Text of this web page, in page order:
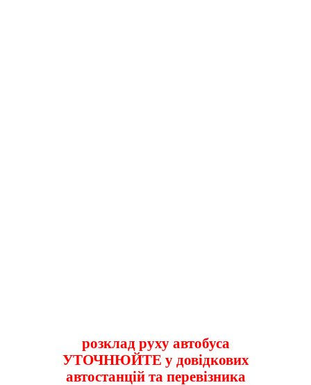
розклад руху автобуса
УТОЧНЮЙТЕ у довідкових
автостанцій та перевізника